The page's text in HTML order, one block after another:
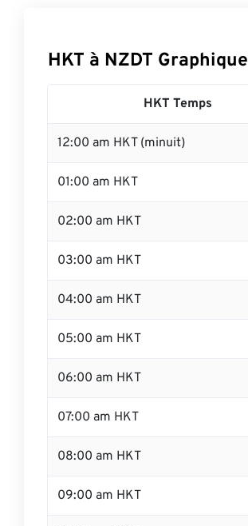
HKT à NZDT Graphique
HKT Temps
12:00 am HKT (minuit)
01:00 am HKT
02:00 am HKT
03:00 am HKT
04:00 am HKT
05:00 am HKT
06:00 am HKT
07:00 am HKT
08:00 am HKT
09:00 am HKT